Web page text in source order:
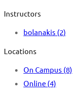
Instructors
bolanakis (2)
Locations
On Campus (8)
Online (4)